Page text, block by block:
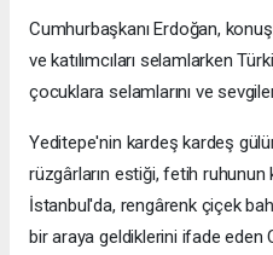
Cumhurbaşkanı Erdoğan,
ve katılımcıları selamlarken
çocuklara selamlarını ve
Yeditepe'nin kardeş kardeş
rüzgârların estiği, fetih ruhunun
İstanbul'da, rengârenk çiçek
bir araya geldiklerini ifade eden